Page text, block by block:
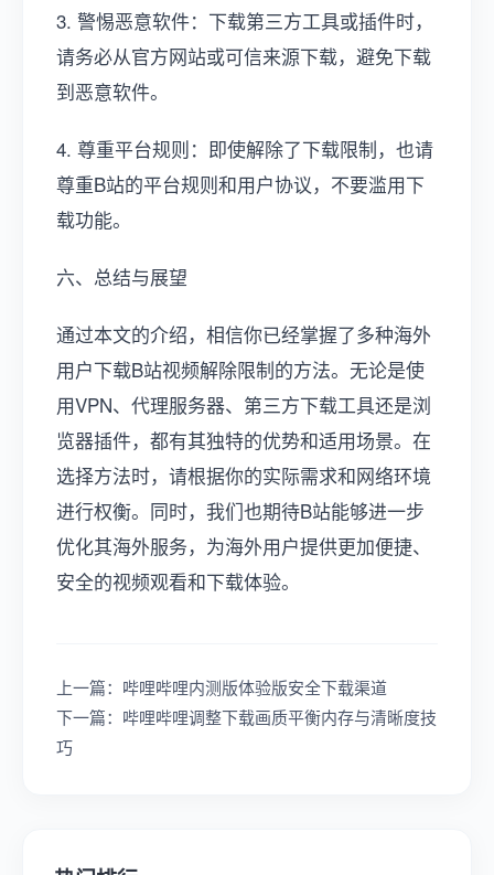
3. 警惕恶意软件：下载第三方工具或插件时，
请务必从官方网站或可信来源下载，避免下载
到恶意软件。
4. 尊重平台规则：即使解除了下载限制，也请
尊重B站的平台规则和用户协议，不要滥用下
载功能。
六、总结与展望
通过本文的介绍，相信你已经掌握了多种海外
用户下载B站视频解除限制的方法。无论是使
用VPN、代理服务器、第三方下载工具还是浏
览器插件，都有其独特的优势和适用场景。在
选择方法时，请根据你的实际需求和网络环境
进行权衡。同时，我们也期待B站能够进一步
优化其海外服务，为海外用户提供更加便捷、
安全的视频观看和下载体验。
上一篇：哔哩哔哩内测版体验版安全下载渠道
下一篇：哔哩哔哩调整下载画质平衡内存与清晰度技
巧